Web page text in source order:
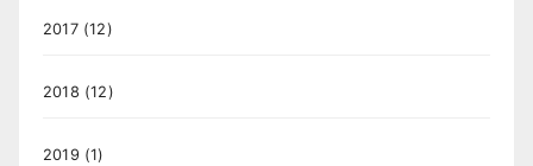
2017(12)
2018 (12)
2019 (1)